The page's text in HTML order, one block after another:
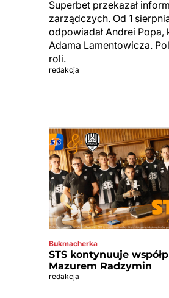
Superbet przekazał
zarządczych. Od 1
odpowiadał Andrei
Adama Lamentowicza.
roli.
redakcja
Bukmacherka
STS kontynuuje
Mazurem Radzymin
redakcja